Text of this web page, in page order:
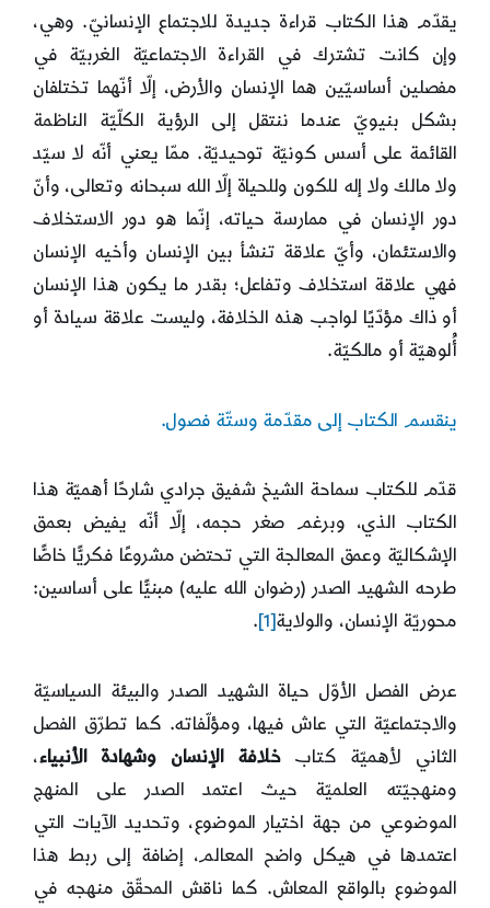
يقدّم هذا الكتاب قراءة جديدة للاجتماع الإنسانيّ. وهي،
وإن كانت تشترك في القراءة الاجتماعيّة الغربيّة في
مفصلين أساسيّين هما الإنسان والأرض، إلّا أنّهما تختلفان
بشكل بنيويّ عندما ننتقل إلى الرؤية الكلّيّة الناظمة
القائمة على أسس كونيّة توحيديّة. ممّا يعني أنّه لا سيّد
ولا مالك ولا إله للكون وللحياة إلّا الله سبحانه وتعالى، وأنّ
دور الإنسان في ممارسة حياته، إنّما هو دور الاستخلاف
والاستئمان، وأيّ علاقة تنشأ بين الإنسان وأخيه الإنسان
فهي علاقة استخلاف وتفاعل؛ بقدر ما يكون هذا الإنسان
أو ذاك مؤدّيًا لواجب هذه الخلافة، وليست علاقة سيادة أو
أُلوهيّة أو مالكيّة.
ينقسم الكتاب إلى مقدّمة وستّة فصول.
قدّم للكتاب سماحة الشيخ شفيق جرادي شارحًا أهميّة هذا
الكتاب الذي، وبرغم صغر حجمه، إلّا أنّه يفيض بعمق
الإشكاليّة وعمق المعالجة التي تحتضن مشروعًا فكريًّا خاصًّا
طرحه الشهيد الصدر (رضوان الله عليه) مبنيًّا على أساسين:
محوريّة الإنسان، والولاية[1]
.
عرض الفصل الأوّل حياة الشهيد الصدر والبيئة السياسيّة
والاجتماعيّة التي عاش فيها، ومؤلّفاته. كما تطرّق الفصل
الثاني لأهميّة كتابخلافة الإنسان وشهادة الأنبياء،
ومنهجيّته العلميّة حيث اعتمد الصدر على المنهج
الموضوعي من جهة اختيار الموضوع، وتحديد الآيات التي
اعتمدها في هيكل واضح المعالم، إضافة إلى ربط هذا
الموضوع بالواقع المعاش. كما ناقش المحقّق منهجه في